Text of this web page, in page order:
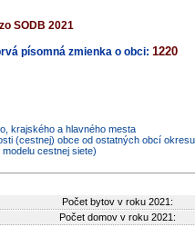
SODB 2021
písomná zmienka o obci: 1220
krajského a hlavného mesta
(cestnej) obce od ostatných obcí
cestnej siete)
Počet bytov v roku 2021:
Počet domov v roku 2021: